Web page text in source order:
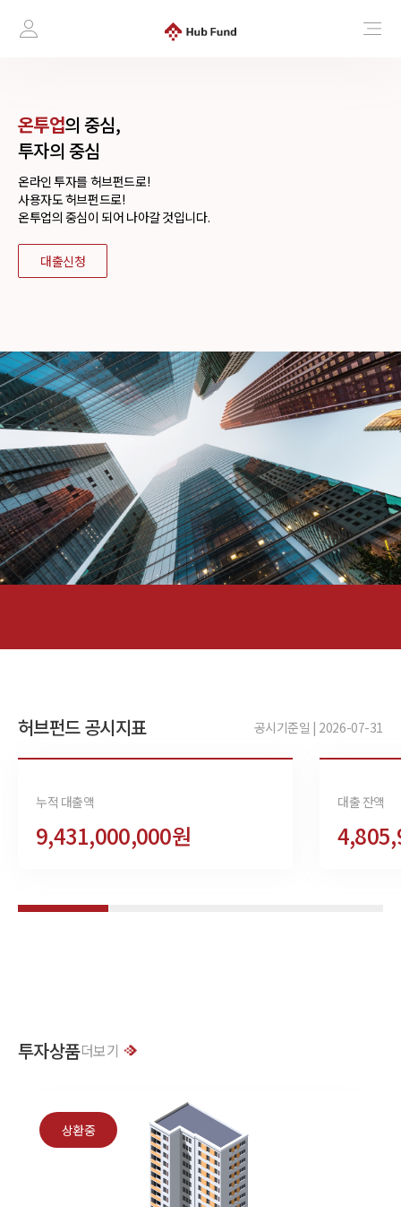
온투업의 중심,
투자의 중심
온라인 투자를 허브펀드로!
사용자도 허브펀드로!
온투업의 중심이 되어 나아갈 것입니다.
대출신청
허브펀드 공시지표 공시기준일 | 2026-07-31
누적 대출액
9,431,000,000원
대출 잔액
투자상품더보기
상환중